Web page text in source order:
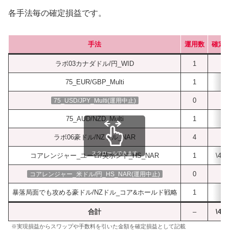
各手法毎の確定損益です。
手法 運用数 確定
ラボ03カナダドル/円_WID 1
75_EUR/GBP_Multi 1
75_USD/JPY_Multi(運用中止) 0
75_AUD/NZD_Multi 1
ラボ06豪ドル/NZドル_NAR 4
コアレンジャー_ユーロ/英ポンド_HS_NAR 1
コアレンジャー_米ドル/円_HS_NAR(運用中止) 0
暴落局面でも攻める豪ドル/NZドル_コア&ホールド戦略 1
合計 –
スクロールできます
※実現損益からスワップや手数料を引いた金額を確定損益として記載